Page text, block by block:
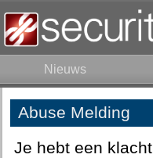
Nieuws
Abuse Melding
Je hebt een